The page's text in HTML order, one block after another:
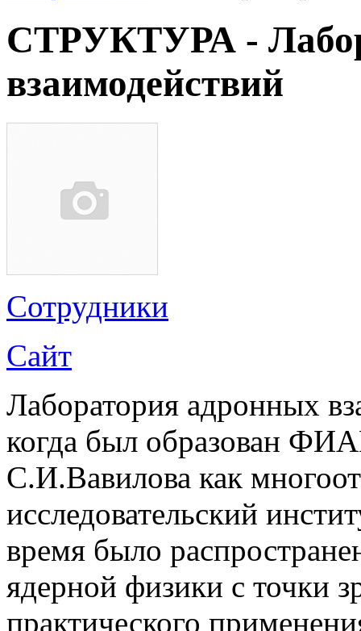
СТРУКТУРА -
взаимодействий
Сотрудники
Сайт
Лаборатория адронных
когда был образован
С.И.Вавилова как
исследовательский
время было
ядерной физики с точки
практического